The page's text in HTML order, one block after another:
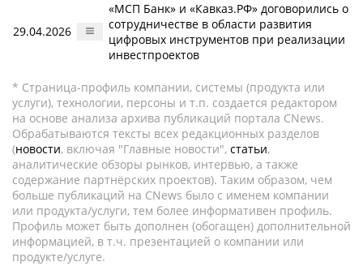
29.04.2026
«МСП Банк» и «Кавказ.РФ» договорились о
сотрудничестве в области развития
цифровых инструментов при реализации
инвестпроектов
* Страница-профиль компании, системы (продукта или
услуги), технологии, персоны и т.п. создается редактором
на основе анализа архива публикаций портала CNews.
Обрабатываются тексты всех редакционных разделов
(новости, включая "Главные новости", статьи,
аналитические обзоры рынков, интервью, а также
содержание партнёрских проектов). Таким образом, чем
больше публикаций на CNews было с именем компании
или продукта/услуги, тем более информативен профиль.
Профиль может быть дополнен (обогащен) дополнительной
информацией, в т.ч. презентацией о компании или
продукте/услуге.